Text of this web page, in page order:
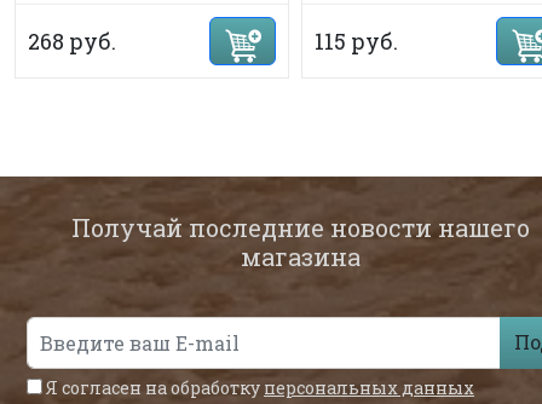
268 руб. 115 руб.
Получай последние новости нашего
магазина
Я согласен на обработку персональных данных